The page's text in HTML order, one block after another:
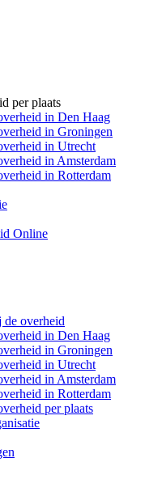
per plaats
in Den Haag
in Groningen
in Utrecht
in Amsterdam
in Rotterdam
Online
de overheid
in Den Haag
in Groningen
in Utrecht
in Amsterdam
in Rotterdam
per plaats